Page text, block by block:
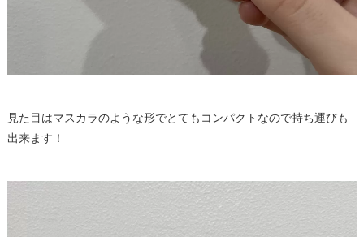
見た目はマスカラのような形でとてもコンパクトなので持ち運びも
出来ます！